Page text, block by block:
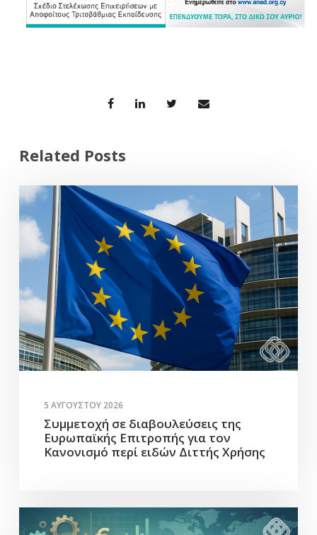
Related Posts
5 ΑΥΓΟΎΣΤΟΥ 2026
Συμμετοχή σε διαβουλεύσεις της
Ευρωπαϊκής Επιτροπής για τον
Κανονισμό περί ειδών Διττής Χρήσης